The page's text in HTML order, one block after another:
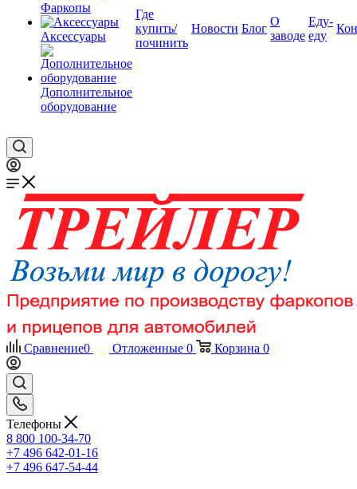
Фаркопы
Аксессуары
Дополнительное
оборудование
Где
купить/
починить
Новости Блог
О
заводе
Еду-
еду
Сравнение0 Отложенные 0 Корзина 0
Телефоны
8 800 100-34-70
+7 496 642-01-16
+7 496 647-54-44